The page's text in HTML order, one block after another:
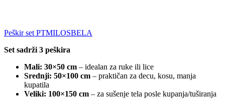
Peškir set PTMILOSBELA
Set sadrži 3 peškira
Mali: 30×50 cm – idealan za ruke ili lice
Srednji: 50×100 cm – praktičan za decu, kosu, manja
kupatila
Veliki: 100×150 cm – za sušenje tela posle kupanja/tuširanja